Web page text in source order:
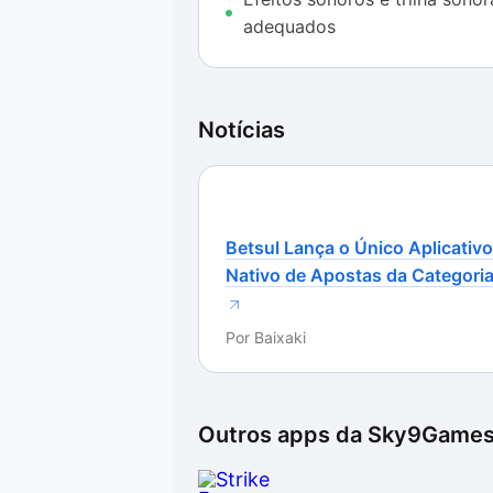
controlado pelo mouse, não
oponentes se posicionam de
muitas horas de entretenimento
adequados
Notícias
Betsul Lança o Único Aplicativo
Nativo de Apostas da Categoria
Por Baixaki
Outros apps da Sky9Games